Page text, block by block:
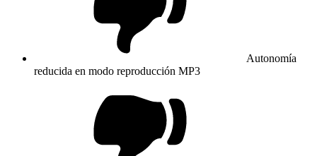
Autonomía
reducida en modo reproducción MP3